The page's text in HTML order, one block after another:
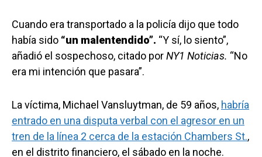
Cuando era transportado a la policía dijo que todo
había sido “un malentendido”. “Y sí, lo siento”,
añadió el sospechoso, citado porNY1 Noticias. “No
era mi intención que pasara”.
La víctima, Michael Vansluytman, de 59 años, habría
entrado en una disputa verbal con el agresor en un
tren de la línea 2 cerca de la estación Chambers St.,
en el distrito financiero, el sábado en la noche.